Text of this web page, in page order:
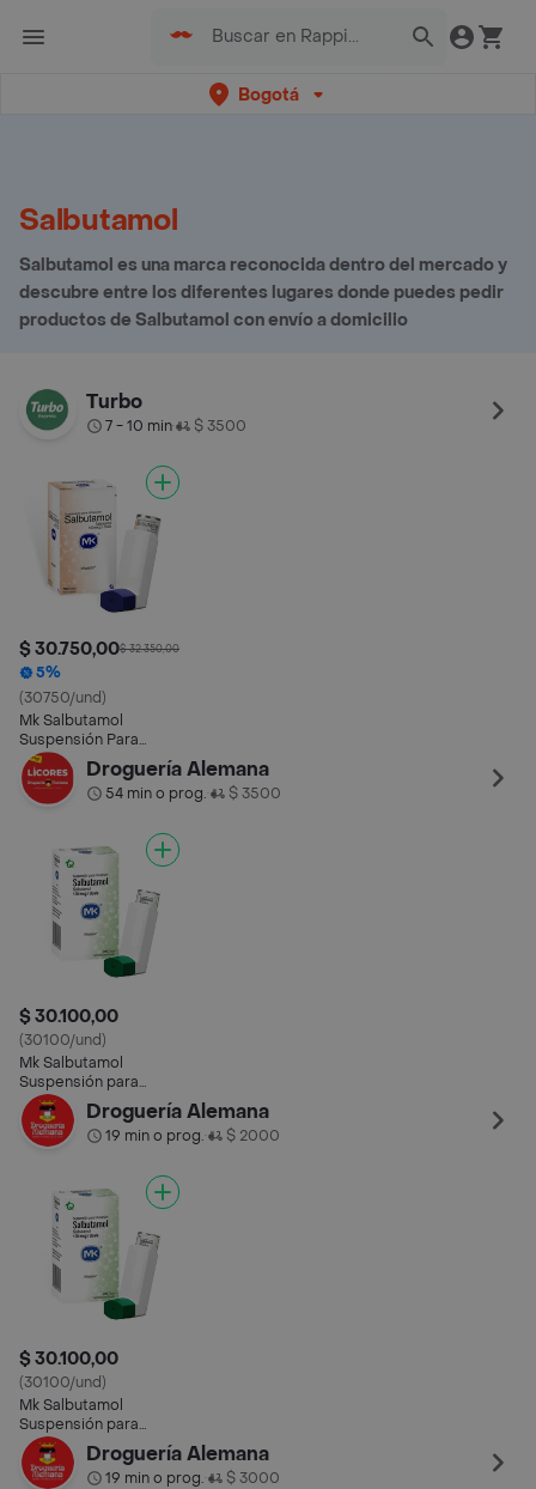
Bogotá
Salbutamol
Salbutamol es una marca reconocida dentro del mercado y
descubre entre los diferentes lugares donde puedes pedir
productos de Salbutamol con envío a domicilio
Turbo
7 - 10 min• $ 3500
$ 30.750,00$ 32.350,00
5%
(30750/und)
Mk Salbutamol
Suspensión Para
Inhalación (100 mcg)
Droguería Alemana
54 min o prog.• $ 3500
$ 30.100,00
(30100/und)
Mk Salbutamol
Suspensión para
Inhalación (100 mcg)
Droguería Alemana
19 min o prog.• $ 2000
$ 30.100,00
(30100/und)
Mk Salbutamol
Suspensión para
Inhalación (100 mcg)
Droguería Alemana
19 min o prog.• $ 3000